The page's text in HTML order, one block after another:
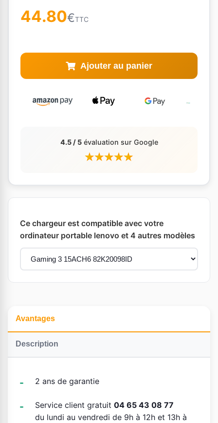
44.80€TTC
Ajouter au panier
4.5 / 5évaluation sur Google
Ce chargeur est compatible avec votre
ordinateur portable lenovo et 4 autres modèles
Avantages
Description
2 ans de garantie
Service client gratuit 04 65 43 08 77
du lundi au vendredi de 9h à 12h et 13h à